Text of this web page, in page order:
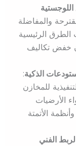
اللوجستية
والمفاضلة
الرئيسية
خفض تكاليف
الذكية:
للمخازن
الأرضيات
الأتمتة
الفني